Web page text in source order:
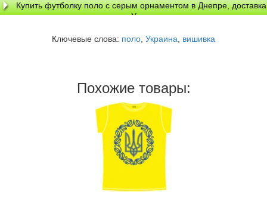
Купить футболку поло с серым орнаментом в Днепре, доставка
по Украине
Ключевые слова: поло, Украина, вишивка
Похожие товары: